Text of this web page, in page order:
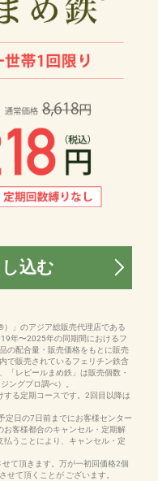
込む
」のアジア総販売代理店である
年〜2025年の同期間におけるフ
の配合量・販売価格をもとに販売
で販売されているフェリチン鉄含
「レピールまめ鉄」は販売個数・
ングプロ調べ）。
る定期コースです。2回目以降は
定日の7日前までにお客様センター
客様都合のキャンセル・定期解
うことにより、キャンセル・定
て頂きます。万が一初回価格2個
て頂くことが ございます。